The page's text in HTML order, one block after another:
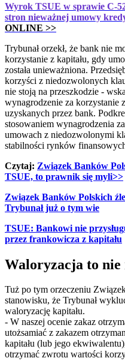
Wyrok TSUE w sprawie C-
stron nieważnej umowy
ONLINE >>
Trybunał orzekł, że bank nie
korzystanie z kapitału, gdy
została unieważniona.
korzyści z niedozwolonych
nie stoją na przeszkodzie -
wynagrodzenie za korzystanie
uzyskanych przez bank.
stosowaniem wynagrodzenia
umowach z niedozwolonymi
stabilności rynków
Czytaj: Związek Banków
TSUE, to prawnik się myli>>
Związek Banków Polskich
Trybunał już o tym wie
TSUE: Bankowi nie
przez frankowicza z kapitału
Waloryzacja to nie
Tuż po tym orzeczeniu
stanowisku, że Trybunał
waloryzację kapitału.
- W naszej ocenie zakaz
utożsamiać z zakazem
kapitału (lub jego
otrzymać zwrotu wartości